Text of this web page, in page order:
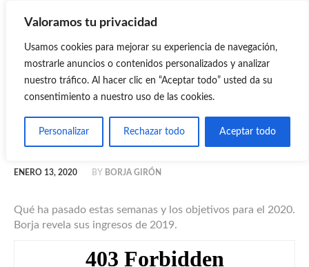
Valoramos tu privacidad
Usamos cookies para mejorar su experiencia de navegación,
mostrarle anuncios o contenidos personalizados y analizar
nuestro tráfico. Al hacer clic en “Aceptar todo” usted da su
consentimiento a nuestro uso de las cookies.
Personalizar Rechazar todo Aceptar todo
MASTERMIND
Mastermind Emprendedores Digitales
22: Año nuevo, objetivos
nuevos
ENERO 13, 2020 BY BORJA GIRÓN
Qué ha pasado estas semanas y los objetivos para el 2020.
Borja revela sus ingresos de 2019.